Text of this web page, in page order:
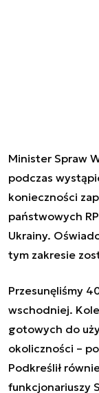
Minister Spraw
podczas
konieczności
państwowych
Ukrainy.
tym zakresie
Przesunęliśmy
wschodniej.
gotowych do
okoliczności –
Podkreślił
funkcjonariuszy